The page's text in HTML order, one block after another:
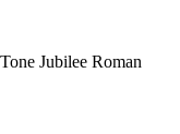
Jubilee Roman